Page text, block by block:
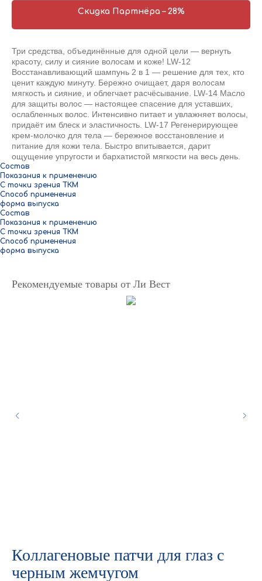
Скидка Партнёра – 28%
Три средства, объединённые для одной цели — вернуть
красоту, силу и сияние волосам и коже! LW-12
Восстанавливающий шампунь 2 в 1 — решение для тех, кто
ценит каждую минуту. Бережно очищает, даря волосам
мягкость и сияние, и облегчает расчёсывание. LW-14 Масло
для защиты волос — настоящее спасение для уставших,
ослабленных волос. Интенсивно питает и увлажняет волосы,
придаёт им блеск и эластичность. LW-17 Регенерирующее
крем-молочко для тела — бережное восстановление и
питание для кожи тела. Быстро впитывается, дарит
ощущение упругости и бархатистой мягкости на весь день.
Состав
Показания к применению
С точки зрения ТКМ
Способ применения
форма выпуска
Состав
Показания к применению
С точки зрения ТКМ
Способ применения
форма выпуска
Рекомендуемые товары от Ли Вест
Коллагеновые патчи для глаз с
черным жемчугом